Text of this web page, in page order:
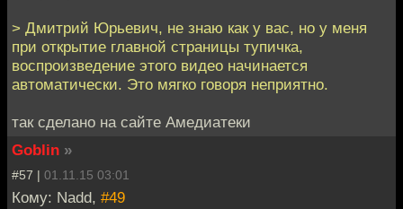
> Дмитрий Юрьевич, не знаю как у вас, но у меня
при открытие главной страницы тупичка,
воспроизведение этого видео начинается
автоматически. Это мягко говоря неприятно.
так сделано на сайте Амедиатеки
Goblin »
#57 | 01.11.15 03:01
Кому: Nadd, #49